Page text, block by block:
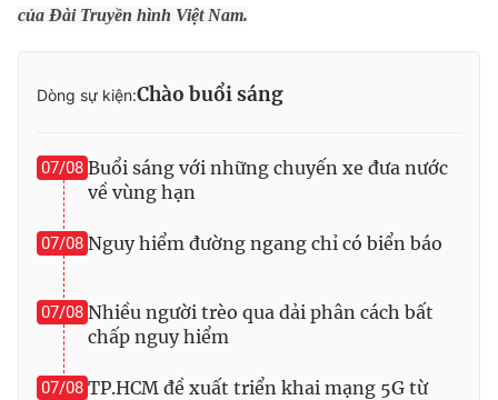
Video Shorts video
VTV Money VTV Thể thao
VTV Sức khoẻ Bất động sản
Thị trường 24h
VTV4
của Đài Truyền hình Việt Nam.
Dòng sự kiện:Chào buổi sáng
07/08 Buổi sáng với những chuyến xe đưa nước
về vùng hạn
07/08 Nguy hiểm đường ngang chỉ có biển báo
07/08 Nhiều người trèo qua dải phân cách bất
chấp nguy hiểm
07/08 TP.HCM đề xuất triển khai mạng 5G từ